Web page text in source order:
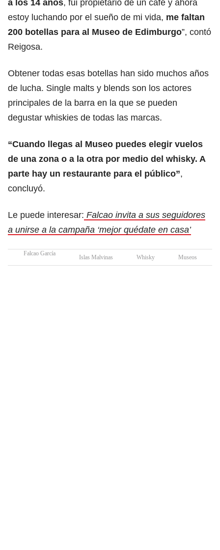
a los 14 años, fui propietario de un café y ahora
estoy luchando por el sueño de mi vida, me faltan
200 botellas para al Museo de Edimburgo”, contó
Reigosa.
Obtener todas esas botellas han sido muchos años
de lucha. Single malts y blends son los actores
principales de la barra en la que se pueden
degustar whiskies de todas las marcas.
“Cuando llegas al Museo puedes elegir vuelos
de una zona o a la otra por medio del whisky. A
parte hay un restaurante para el público”,
concluyó.
Le puede interesar: Falcao invita a sus seguidores
a unirse a la campaña ‘mejor quédate en casa’
Falcao García
Islas Malvinas Whisky Museos